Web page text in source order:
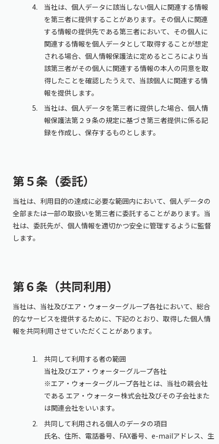
当社は、個人データに該当しない個人に関連する情報
を第三者に提供することがあります。その個人に関連
する情報の提供先である第三者において、その個人に
関連する情報を個人データとして取得することが想定
される場合、個人情報保護法に定めるところにより当
該第三者がその個人に関連する情報の本人の同意を取
得したことを確認したうえで、当該個人に関連する情
報を提供します。
当社は、個人データを第三者に提供した場合、個人情
報保護法第２９条の規定に基づき第三者提供に係る記
録を作成し、保存するものとします。
第５条（委託）
当社は、利用目的の達成に必要な範囲内において、個人データの
全部または一部の取扱いを第三者に委託することがあります。当
社は、委託先が、個人情報を適切かつ安全に管理するように監督
します。
第６条（共同利⽤）
当社は、当社及びエア・ウォーターグループ各社において、総合
的なサービスを提供するために、下記のとおり、取得した個人情
報を共同利用させていただくことがあります。
共同して利用する者の範囲
当社及びエア・ウォーターグループ各社
※エア・ウォーターグループ各社とは、当社の親会社
である エア・ウォーター株式会社及びその子会社また
は関連会社をいいます。
共同して利用される個人のデータの項目
氏名、住所、電話番号、FAX番号、e-mailアドレス、生